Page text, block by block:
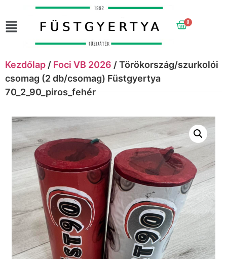
0
Kezdőlap / Foci VB 2026 / Törökország/szurkolói
csomag (2 db/csomag) Füstgyertya
70_2_90_piros_fehér